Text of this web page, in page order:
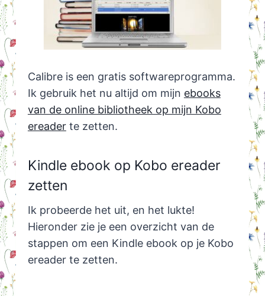
Calibre is een gratis softwareprogramma.
Ik gebruik het nu altijd om mijn ebooks
van de online bibliotheek op mijn Kobo
ereaderte zetten.
Kindle ebook op Kobo ereader
zetten
Ik probeerde het uit, en het lukte!
Hieronder zie je een overzicht van de
stappen om een Kindle ebook op je Kobo
ereader te zetten.